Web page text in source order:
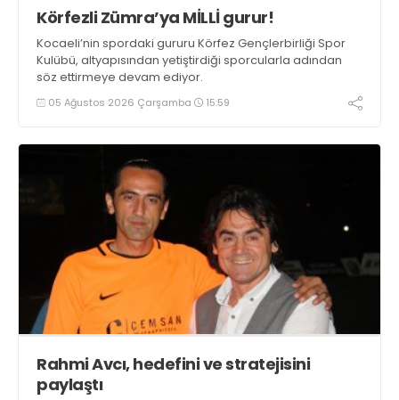
Körfezli Zümra’ya MİLLİ gurur!
Kocaeli’nin spordaki gururu Körfez Gençlerbirliği Spor
Kulübü, altyapısından yetiştirdiği sporcularla adından
söz ettirmeye devam ediyor.
05 Ağustos 2026 Çarşamba 15:59
Rahmi Avcı, hedefini ve stratejisini
paylaştı